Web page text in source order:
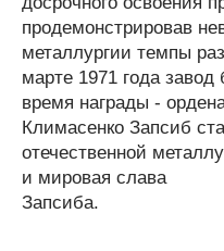
продемонстрировав
металлургии темпы
марте 1971 года
время награды -
Климасенко Запсиб
отечественной
и мировая слава